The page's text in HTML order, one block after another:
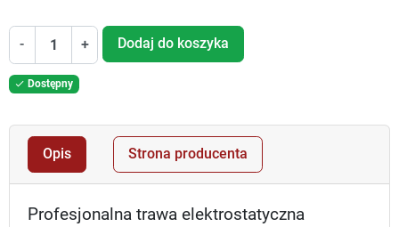
- + Dodaj do koszyka
 Dostępny
Opis Strona producenta
Profesjonalna trawa elektrostatyczna